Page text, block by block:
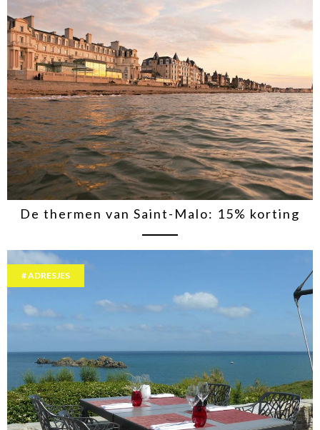
De thermen van Saint-Malo: 15% korting
ADRESJES